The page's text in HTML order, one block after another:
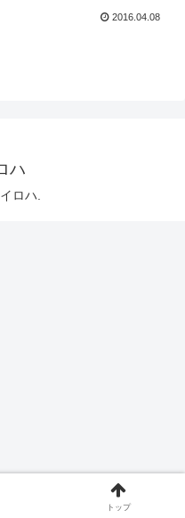
2016.04.08
ハ
ロハ.
トップ